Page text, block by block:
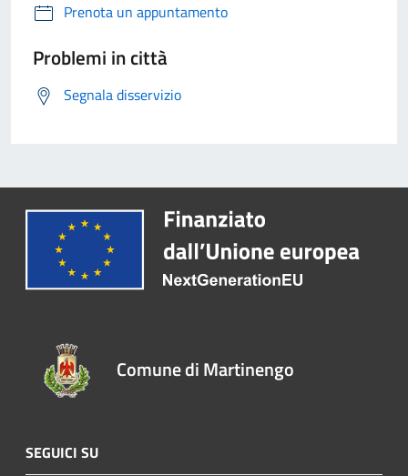
Prenota un appuntamento
Problemi in città
Segnala disservizio
Comune di Martinengo
SEGUICI SU